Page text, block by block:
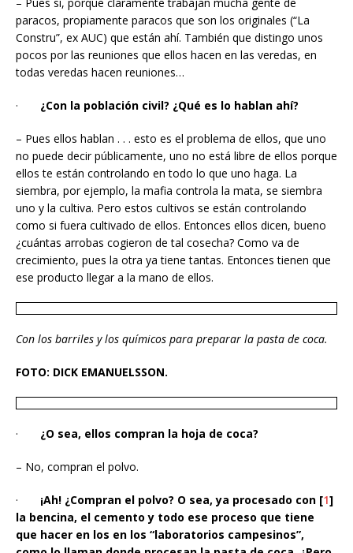
paracos, propiamente paracos que son los originales (“La
Constru”, ex AUC) que están ahí. También que distingo unos
pocos por las reuniones que ellos hacen en las veredas, en
todas veredas hacen reuniones…
· ¿Con la población civil? ¿Qué es lo hablan ahí?
– Pues ellos hablan . . . esto es el problema de ellos, que uno
no puede decir públicamente, uno no está libre de ellos porque
ellos te están controlando en todo lo que uno haga. La
siembra, por ejemplo, la mafia controla la mata, se siembra
uno y la cultiva. Pero estos cultivos se están controlando
como si fuera cultivado de ellos. Entonces ellos dicen, bueno
¿cuántas arrobas cogieron de tal cosecha? Como va de
crecimiento, pues la otra ya tiene tantas. Entonces tienen que
ese producto llegar a la mano de ellos.
Con los barriles y los químicos para preparar la pasta de coca.
FOTO: DICK EMANUELSSON.
· ¿O sea, ellos compran la hoja de coca?
– No, compran el polvo.
· ¡Ah! ¿Compran el polvo? O sea, ya procesado con [1]
la bencina, el cemento y todo ese proceso que tiene
que hacer en los en los “laboratorios campesinos”,